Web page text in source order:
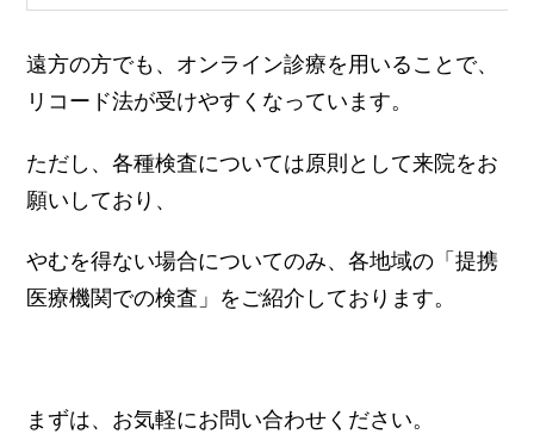
遠方の方でも、オンライン診療を用いることで、
リコード法が受けやすくなっています。
ただし、各種検査については原則として来院をお
願いしており、
やむを得ない場合についてのみ、各地域の「提携
医療機関での検査」をご紹介しております。
まずは、お気軽にお問い合わせください。